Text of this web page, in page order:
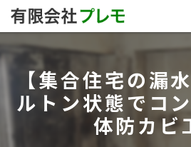
【集合住宅の漏
ルトン状態でコ
体防カビ